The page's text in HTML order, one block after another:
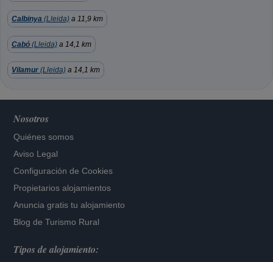
Calbinya (Lleida) a 11,9 km
Cabó (Lleida) a 14,1 km
Vilamur (Lleida) a 14,1 km
Nosotros
Quiénes somos
Aviso Legal
Configuración de Cookies
Propietarios alojamientos
Anuncia gratis tu alojamiento
Blog de Turismo Rural
Tipos de alojamiento: